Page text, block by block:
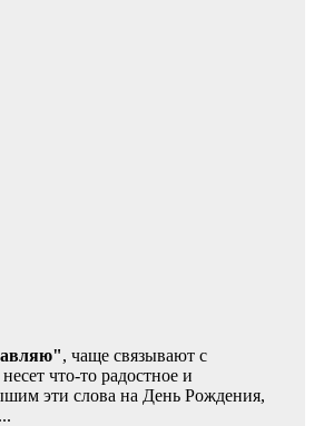
, чаще связывают с
что-то радостное и
эти слова на День Рождения,